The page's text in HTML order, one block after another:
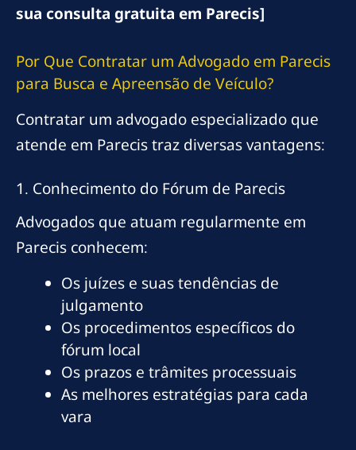
sua consulta gratuita em Parecis]
Por Que Contratar um Advogado em Parecis
para Busca e Apreensão de Veículo?
Contratar um advogado especializado que
atende em Parecis traz diversas vantagens:
1. Conhecimento do Fórum de Parecis
Advogados que atuam regularmente em
Parecis conhecem:
Os juízes e suas tendências de
julgamento
Os procedimentos específicos do
fórum local
Os prazos e trâmites processuais
As melhores estratégias para cada
vara